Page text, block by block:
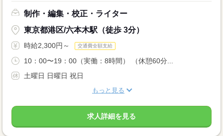
制作・編集・校正・ライター
東京都港区/六本木駅（徒歩 3分）
時給2,300円～ 交通費全額支給
10：00〜19：00（実働：8時間） （休憩60分...
土曜日 日曜日 祝日
もっと見る
求人詳細を見る